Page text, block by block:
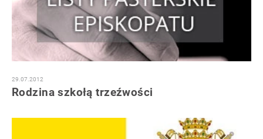
29.07.2012
Rodzina szkołą trzeźwości